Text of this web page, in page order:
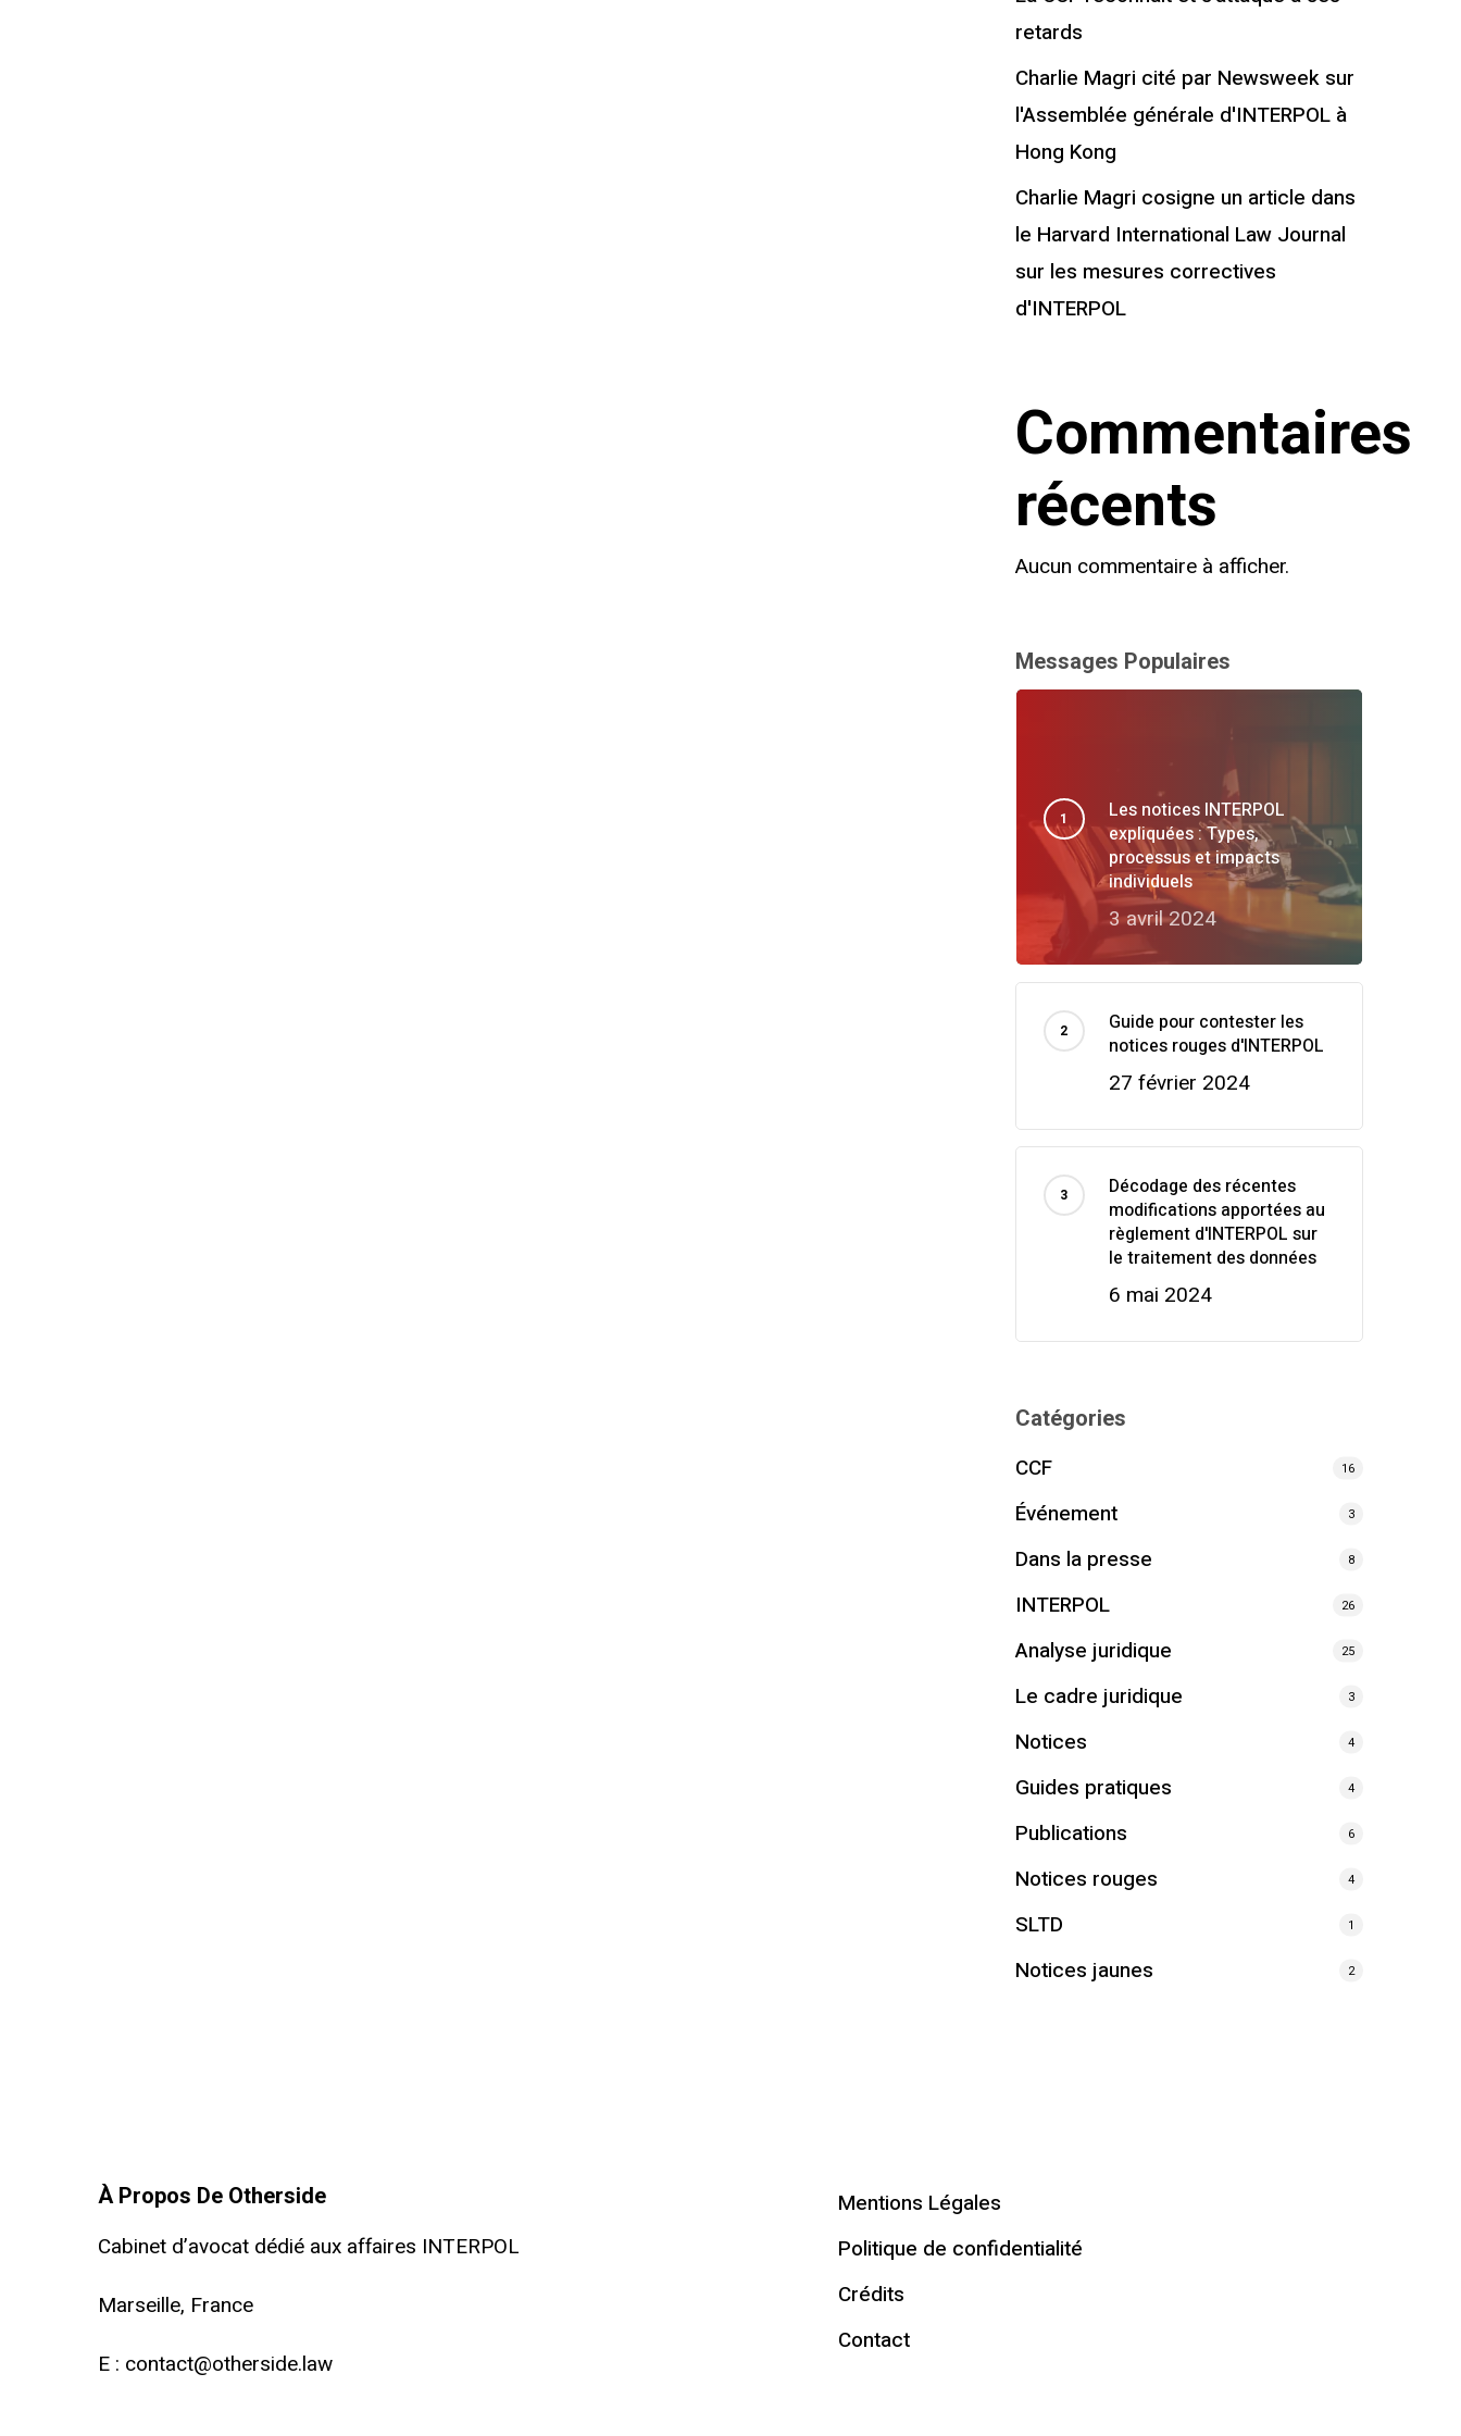
retards
Charlie Magri cité par Newsweek sur
l'Assemblée générale d'INTERPOL à
Hong Kong
Charlie Magri cosigne un article dans
le Harvard International Law Journal
sur les mesures correctives
d'INTERPOL
Commentaires
récents
Aucun commentaire à afficher.
Messages Populaires
Les notices INTERPOL
expliquées : Types,
processus et impacts
individuels
3 avril 2024
Guide pour contester les
notices rouges d'INTERPOL
27 février 2024
Décodage des récentes
modifications apportées au
règlement d'INTERPOL sur
le traitement des données
6 mai 2024
Catégories
CCF 16
Événement 3
Dans la presse 8
INTERPOL 26
Analyse juridique 25
Le cadre juridique 3
Notices 4
Guides pratiques 4
Publications 6
Notices rouges 4
SLTD 1
Notices jaunes 2
À Propos De Otherside
Cabinet d’avocat dédié aux affaires INTERPOL
Marseille, France
E : contact@otherside.law
Mentions Légales
Politique de confidentialité
Crédits
Contact